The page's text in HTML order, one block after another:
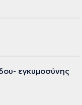
εγκυμοσύνης